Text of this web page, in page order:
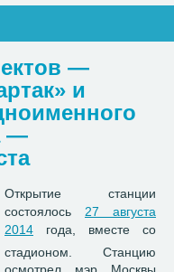
—
и
—
Открытие станции
состоялось 27 августа
2014 года, вместе со
стадионом.
Станцию